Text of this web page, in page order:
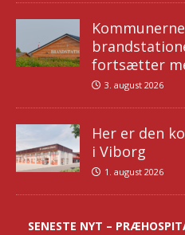
fortsætter
3. august 2026
Her er den
i Viborg
1. august 2026
SENESTE NYT –